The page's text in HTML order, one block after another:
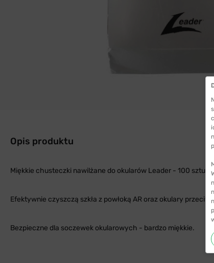
Opis produktu
Miękkie chusteczki nawilżane do okularów Leader - 100 sztuk
Efektywnie czyszczą szkła z powłoką AR oraz okulary
Bezpieczne dla soczewek okularowych - bardzo miękkie.